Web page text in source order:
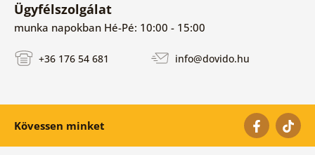
Ügyfélszolgálat
munka napokban Hé-Pé: 10:00 - 15:00
+36 176 54 681 info@dovido.hu
Kövessen minket